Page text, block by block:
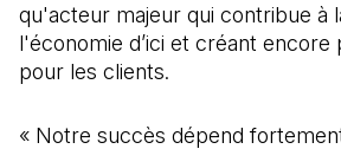
qu'acteur majeur qui contribue à
l'économie d’ici et créant encore
pour les clients.
« Notre succès dépend